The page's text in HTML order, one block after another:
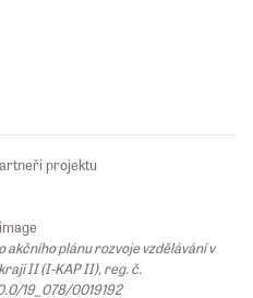
plánu rozvoje vzdělávání v
II (I-KAP II), reg. č.
19_078/0019192